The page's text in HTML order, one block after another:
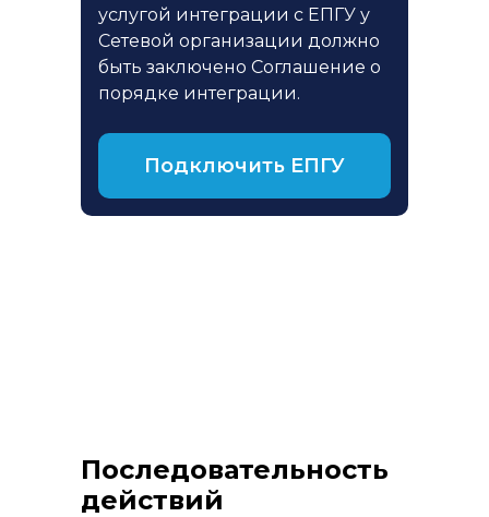
услугой интеграции с ЕПГУ у
Сетевой организации должно
быть заключено Соглашение о
порядке интеграции.
Подключить ЕПГУ
Последовательность
действий